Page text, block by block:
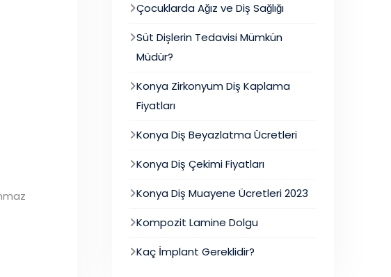
Çocuklarda Ağız ve Diş Sağlığı
Süt Dişlerin Tedavisi Mümkün
Müdür?
Konya Zirkonyum Diş Kaplama
Fiyatları
Konya Diş Beyazlatma Ücretleri
Konya Diş Çekimi Fiyatları
Konya Diş Muayene Ücretleri 2023
Kompozit Lamine Dolgu
Kaç İmplant Gereklidir?